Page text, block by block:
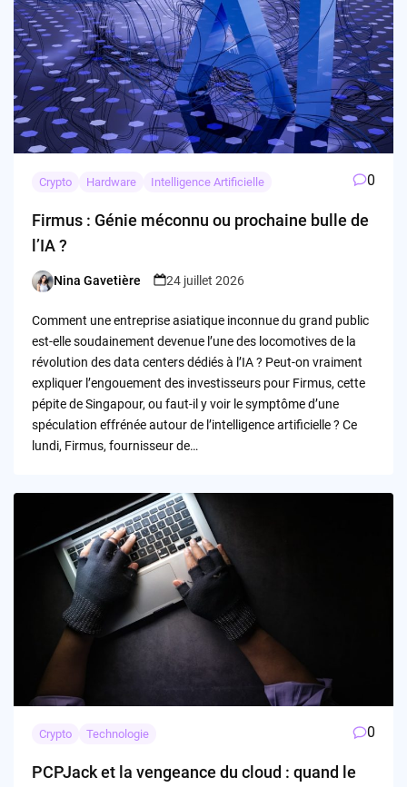
Crypto Hardware Intelligence Artificielle 0
Firmus : Génie méconnu ou prochaine bulle de
l’IA ?
Posted
Nina Gavetière 24 juillet 2026
Comment une entreprise asiatique inconnue du grand public
est-elle soudainement devenue l’une des locomotives de la
révolution des data centers dédiés à l’IA ? Peut-on vraiment
expliquer l’engouement des investisseurs pour Firmus, cette
pépite de Singapour, ou faut-il y voir le symptôme d’une
spéculation effrénée autour de l’intelligence artificielle ? Ce
lundi, Firmus, fournisseur de…
Crypto Technologie 0
PCPJack et la vengeance du cloud : quand le